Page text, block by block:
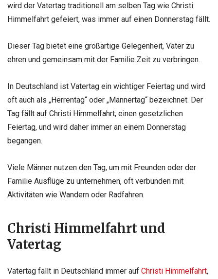
wird der Vatertag traditionell am selben Tag wie Christi
Himmelfahrt gefeiert, was immer auf einen Donnerstag fällt.
Dieser Tag bietet eine großartige Gelegenheit, Väter zu
ehren und gemeinsam mit der Familie Zeit zu verbringen.
In Deutschland ist Vatertag ein wichtiger Feiertag und wird
oft auch als „Herrentag“ oder „Männertag“ bezeichnet. Der
Tag fällt auf Christi Himmelfahrt, einen gesetzlichen
Feiertag, und wird daher immer an einem Donnerstag
begangen.
Viele Männer nutzen den Tag, um mit Freunden oder der
Familie Ausflüge zu unternehmen, oft verbunden mit
Aktivitäten wie Wandern oder Radfahren.
Christi Himmelfahrt und
Vatertag
Vatertag fällt in Deutschland immer auf Christi Himmelfahrt,